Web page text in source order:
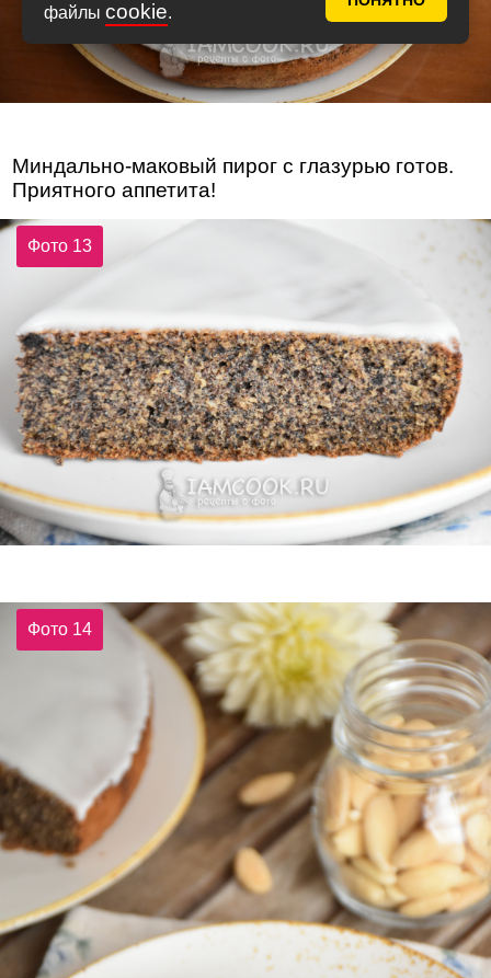
файлы cookie.
Миндально-маковый пирог с глазурью готов.
Приятного аппетита!
Фото 13
Фото 14